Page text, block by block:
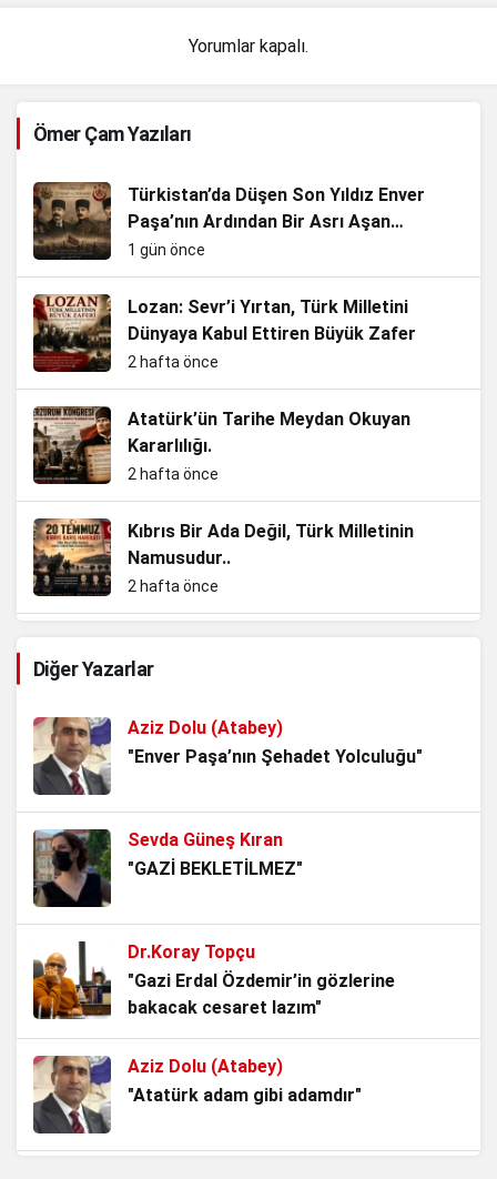
Yorumlar kapalı.
Ömer Çam Yazıları
Türkistan’da Düşen Son Yıldız Enver
Paşa’nın Ardından Bir Asrı Aşan
Sessizlik
1 gün önce
Lozan: Sevr’i Yırtan, Türk Milletini
Dünyaya Kabul Ettiren Büyük Zafer
2 hafta önce
Atatürk’ün Tarihe Meydan Okuyan
Kararlılığı.
2 hafta önce
Kıbrıs Bir Ada Değil, Türk Milletinin
Namusudur..
2 hafta önce
Evladının Hikâyesi.
Kurtuluş Savaşı’nı Tartıştırmak, Tarihle
4 hafta önce
Mavi Vatanın Kilidi, Kuzey Kıbrıs Türk
1 ay önce
Milleti Yaşat ki Devlet Yaşasın, Türk
Milletinin Alın Terine Nefes Lazım!
2 ay önce
Bankalar Kazanırken Türk Milleti Neden
2 ay önce
Diğer Yazarlar
Aziz Dolu (Atabey)
"Enver Paşa’nın Şehadet Yolculuğu"
Sevda Güneş Kıran
"GAZİ BEKLETİLMEZ"
Dr.Koray Topçu
"Gazi Erdal Özdemir’in gözlerine
bakacak cesaret lazım"
Aziz Dolu (Atabey)
"Atatürk adam gibi adamdır"